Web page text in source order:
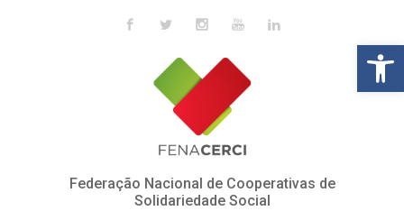
Skip to main content
Federação Nacional de Cooperativas de
Solidariedade Social